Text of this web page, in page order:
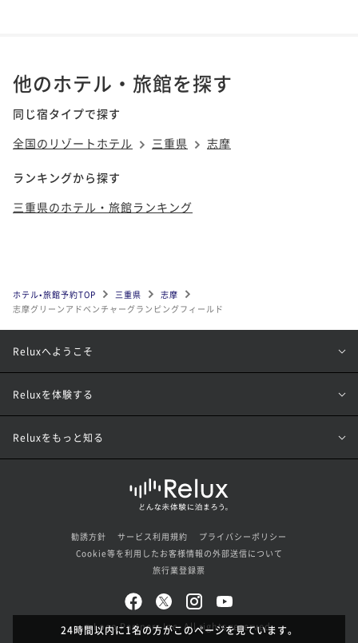
24時間以内に1名の方がこのページを見ています。
他のホテル・旅館を探す
同じ宿タイプで探す
全国のリゾートホテル
三重県 志摩
ランキングから探す
三重県のホテル・旅館ランキング
ホテル•旅館予約TOP 三重県
志摩
志摩グリーンアドベンチャーグランピングフィールド
Reluxへようこそ
Reluxを体験する
Reluxをもっと知る
勧誘方針 サービス利用規約
プライバシーポリシー
Cookie等を利用したお客様情報の外部送信について
旅行業登録票
© Loco Partners Inc. All rights reserved.